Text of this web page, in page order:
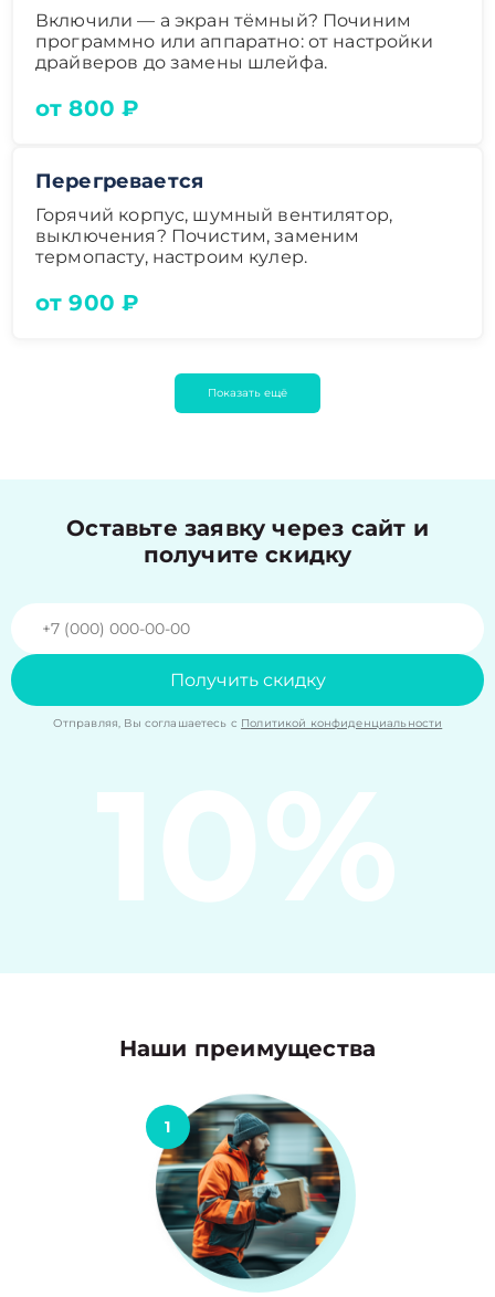
Включили — а экран тёмный? Починим
программно или аппаратно: от настройки
драйверов до замены шлейфа.
от 800 ₽
Перегревается
Горячий корпус, шумный вентилятор,
выключения? Почистим, заменим
термопасту, настроим кулер.
от 900 ₽
Показать ещё
Оставьте заявку через сайт и
получите скидку
Получить скидку
Отправляя, Вы соглашаетесь с Политикой конфиденциальности
10%
Наши преимущества
1